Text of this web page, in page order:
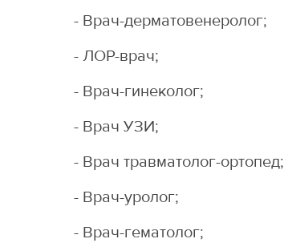
- Врач-дерматовенеролог;
- ЛОР-врач;
- Врач-гинеколог;
- Врач УЗИ;
- Врач травматолог-ортопед;
- Врач-уролог;
- Врач-гематолог;